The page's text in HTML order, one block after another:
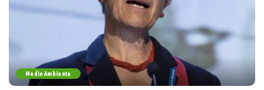
Medio Ambiente